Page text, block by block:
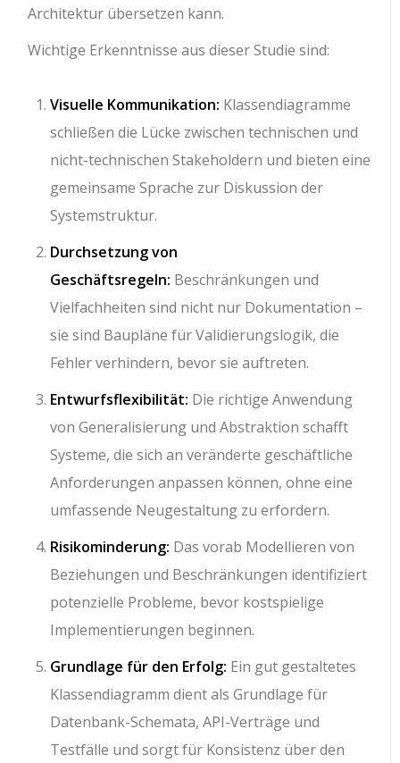
Architektur übersetzen kann.
Wichtige Erkenntnisse aus dieser Studie sind:
Visuelle Kommunikation: Klassendiagramme
schließen die Lücke zwischen technischen und
nicht-technischen Stakeholdern und bieten eine
gemeinsame Sprache zur Diskussion der
Systemstruktur.
Durchsetzung von
Geschäftsregeln: Beschränkungen und
Vielfachheiten sind nicht nur Dokumentation –
sie sind Baupläne für Validierungslogik, die
Fehler verhindern, bevor sie auftreten.
Entwurfsflexibilität: Die richtige Anwendung
von Generalisierung und Abstraktion schafft
Systeme, die sich an veränderte geschäftliche
Anforderungen anpassen können, ohne eine
umfassende Neugestaltung zu erfordern.
Risikominderung: Das vorab Modellieren von
Beziehungen und Beschränkungen identifiziert
potenzielle Probleme, bevor kostspielige
Implementierungen beginnen.
Grundlage für den Erfolg: Ein gut gestaltetes
Klassendiagramm dient als Grundlage für
Datenbank-Schemata, API-Verträge und
Testfälle und sorgt für Konsistenz über den